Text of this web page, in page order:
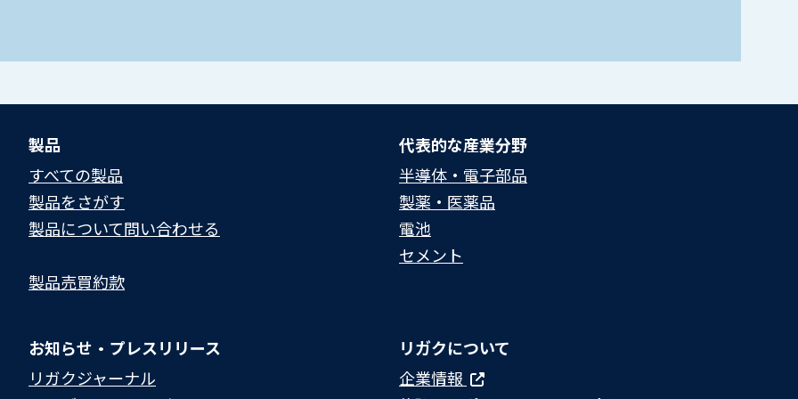
製品
すべての製品
製品をさがす
製品について問い合わせる​
製品売買約款
代表的な産業分野
半導体・電子部品
製薬・医薬品
電池
セメント
お知らせ・プレスリリース
リガクジャーナル
リガクについて
企業情報